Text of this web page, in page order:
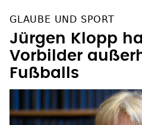
GLAUBE UND SPORT
Jürgen Klopp
Vorbilder
Fußballs